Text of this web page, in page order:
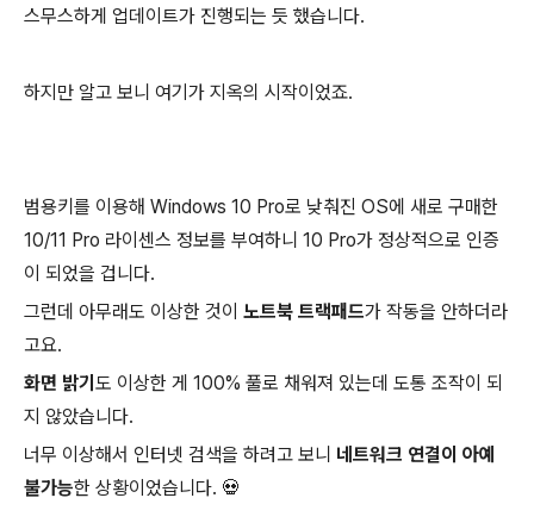
스무스하게 업데이트가 진행되는 듯 했습니다.
하지만 알고 보니 여기가 지옥의 시작이었죠.
범용키를 이용해 Windows 10 Pro로 낮춰진 OS에 새로 구매한
10/11 Pro 라이센스 정보를 부여하니 10 Pro가 정상적으로 인증
이 되었을 겁니다.
그런데 아무래도 이상한 것이 노트북 트랙패드가 작동을 안하더라
고요.
화면 밝기 도 이상한 게 100% 풀로 채워져 있는데 도통 조작이 되
지 않았습니다.
너무 이상해서 인터넷 검색을 하려고 보니 네트워크 연결이 아예
불가능한 상황이었습니다. 💀